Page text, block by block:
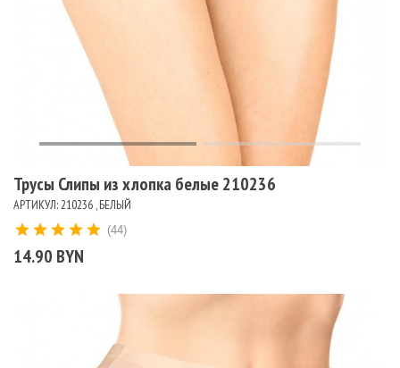
Трусы Слипы из хлопка белые 210236
АРТИКУЛ: 210236 , БЕЛЫЙ
14.90 BYN
(44)